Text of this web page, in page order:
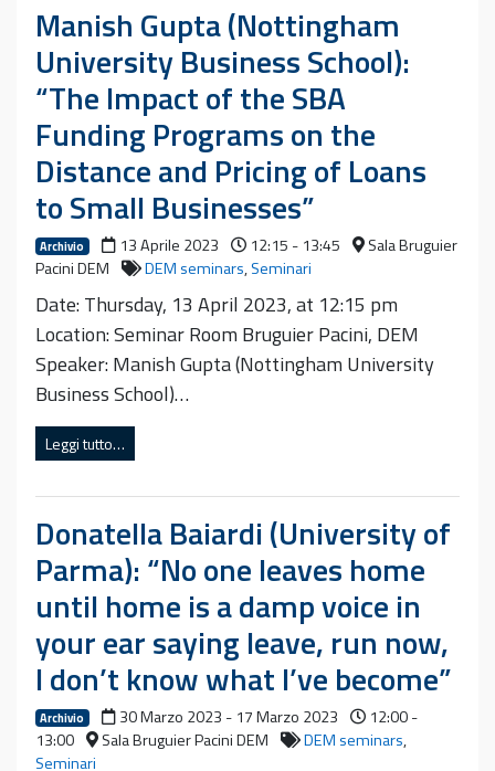
Manish Gupta (Nottingham
University Business School):
“The Impact of the SBA
Funding Programs on the
Distance and Pricing of Loans
to Small Businesses”
Archivio 13 Aprile 2023 12:15 - 13:45
Sala Bruguier
Pacini DEM
DEM seminars,Seminari
Date: Thursday, 13 April 2023, at 12:15 pm
Location: Seminar Room Bruguier Pacini, DEM
Speaker: Manish Gupta (Nottingham University
Business School)…
Leggi tutto…
Donatella Baiardi (University of
Parma): “No one leaves home
until home is a damp voice in
your ear saying leave, run now,
I don’t know what I’ve become”
Archivio 30 Marzo 2023 - 17 Marzo 2023
12:00 -
13:00
Sala Bruguier Pacini DEM DEM seminars,
Seminari